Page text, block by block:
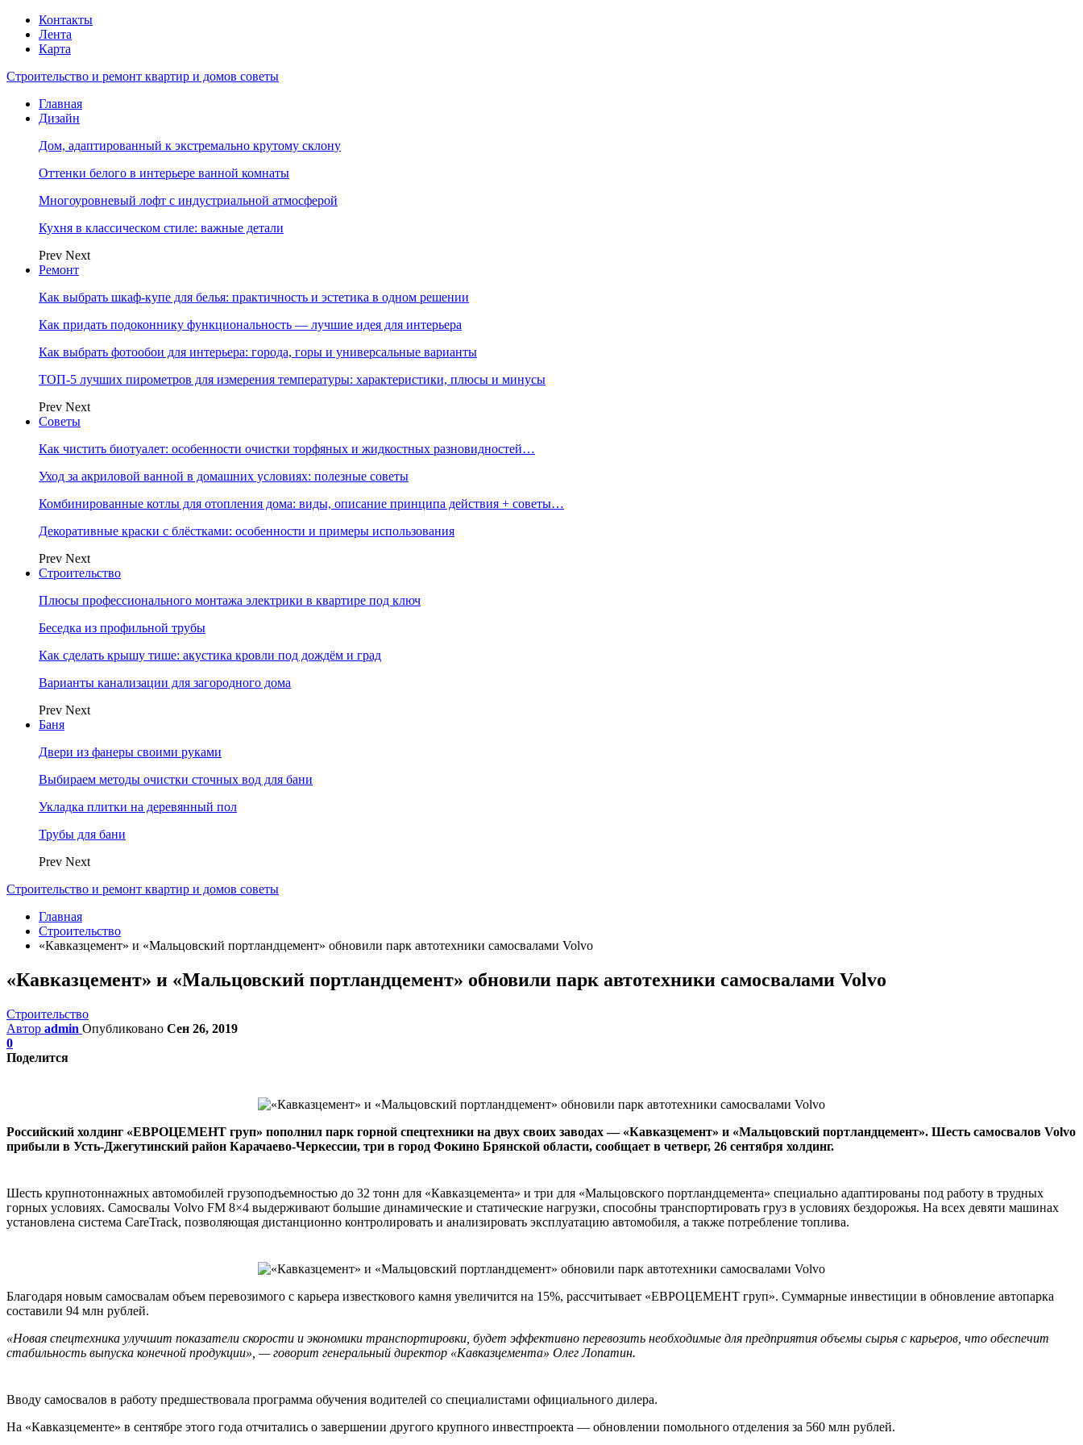
Контакты
Лента
Карта
Строительство и ремонт квартир и домов советы
Главная
Дизайн
Дом, адаптированный к экстремально крутому склону
Оттенки белого в интерьере ванной комнаты
Многоуровневый лофт с индустриальной атмосферой
Кухня в классическом стиле: важные детали
Prev Next
Ремонт
Как выбрать шкаф-купе для белья: практичность и эстетика в одном решении
Как придать подоконнику функциональность — лучшие идея для интерьера
Как выбрать фотообои для интерьера: города, горы и универсальные варианты
ТОП-5 лучших пирометров для измерения температуры: характеристики, плюсы и минусы
Prev Next
Советы
Как чистить биотуалет: особенности очистки торфяных и жидкостных разновидностей…
Уход за акриловой ванной в домашних условиях: полезные советы
Комбинированные котлы для отопления дома: виды, описание принципа действия + советы…
Декоративные краски с блёстками: особенности и примеры использования
Prev Next
Строительство
Плюсы профессионального монтажа электрики в квартире под ключ
Беседка из профильной трубы
Как сделать крышу тише: акустика кровли под дождём и град
Варианты канализации для загородного дома
Prev Next
Баня
Двери из фанеры своими руками
Выбираем методы очистки сточных вод для бани
Укладка плитки на деревянный пол
Трубы для бани
Prev Next
Строительство и ремонт квартир и домов советы
Главная
Строительство
«Кавказцемент» и «Мальцовский портландцемент» обновили парк автотехники самосвалами Volvo
«Кавказцемент» и «Мальцовский портландцемент» обновили парк автотехники самосвалами Volvo
Строительство
Автор admin Опубликовано Сен 26, 2019
0
Поделится
Российский холдинг «ЕВРОЦЕМЕНТ груп» пополнил парк горной спецтехники на двух своих заводах — «Кавказцемент» и «Мальцовский портландцемент». Шесть самосвалов Volvo
прибыли в Усть-Джегутинский район Карачаево-Черкессии, три в город Фокино Брянской области, сообщает в четверг, 26 сентября холдинг.
Шесть крупнотоннажных автомобилей грузоподъемностью до 32 тонн для «Кавказцемента» и три для «Мальцовского портландцемента» специально адаптированы под работу в трудных
горных условиях. Самосвалы Volvo FM 8×4 выдерживают большие динамические и статические нагрузки, способны транспортировать груз в условиях бездорожья. На всех девяти машинах
установлена система CareTrack, позволяющая дистанционно контролировать и анализировать эксплуатацию автомобиля, а также потребление топлива.
Благодаря новым самосвалам объем перевозимого с карьера известкового камня увеличится на 15%, рассчитывает «ЕВРОЦЕМЕНТ груп». Суммарные инвестиции в обновление автопарка
составили 94 млн рублей.
«Новая спецтехника улучшит показатели скорости и экономики транспортировки, будет эффективно перевозить необходимые для предприятия объемы сырья с карьеров, что обеспечит
стабильность выпуска конечной продукции», — говорит генеральный директор «Кавказцемента» Олег Лопатин.
Вводу самосвалов в работу предшествовала программа обучения водителей со специалистами официального дилера.
На «Кавказцементе» в сентябре этого года отчитались о завершении другого крупного инвестпроекта — обновлении помольного отделения за 560 млн рублей.